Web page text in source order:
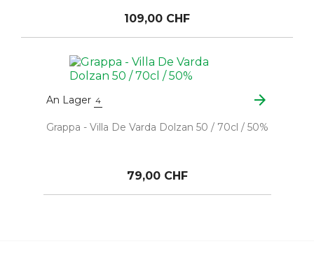
109,00 CHF
An Lager 4 arrow_forward
Grappa - Villa De Varda Dolzan 50 / 70cl / 50%
79,00 CHF